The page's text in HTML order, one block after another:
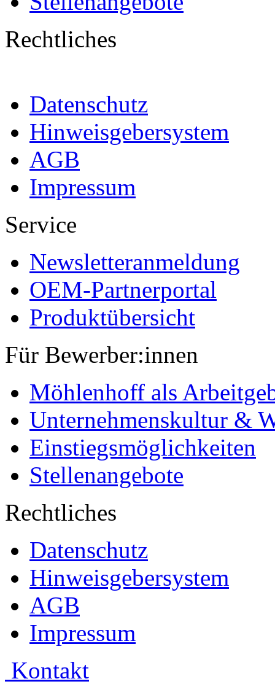
Rechtliches
Datenschutz
Hinweisgebersystem
AGB
Impressum
Service
Newsletteranmeldung
OEM-Partnerportal
Produktübersicht
Für Bewerber:innen
Möhlenhoff als
Unternehmenskultur &
Einstiegsmöglichkeiten
Stellenangebote
Rechtliches
Datenschutz
Hinweisgebersystem
AGB
Impressum
Kontakt